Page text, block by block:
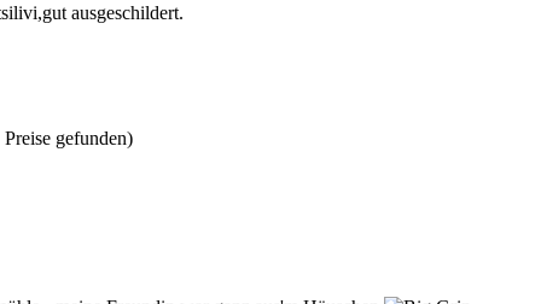
ausgeschildert.
gefunden)